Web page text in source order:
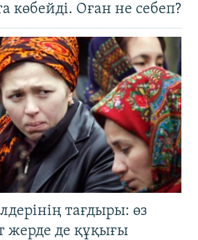
көбейді. Оған не себеп?
тағдыры: өз
жерде де құқығы